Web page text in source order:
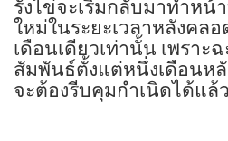
รังไข่จะเริ่มกลับมาทำหน้
ใหม่ในระยะเวลาหลังคล
เดือนเดียวเท่านั้น เพราะ
สัมพันธ์ตั้งแต่หนึ่งเดือนห
จะต้องรีบคุมกำเนิดได้แล้